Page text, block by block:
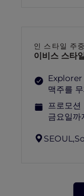
인 스타일 주
이비스 스타
Explorer
맥주를
프로모션
금요일까
SEOUL,